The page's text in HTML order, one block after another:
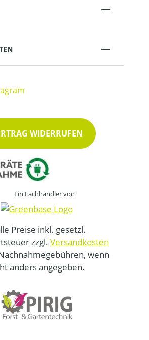
WIDERRUFEN
Ein Fachhändler von
Preise inkl. gesetzl.
zzgl. Versandkosten
wenn
anders angegeben.